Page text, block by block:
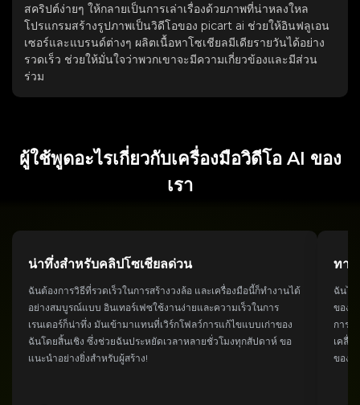
สคริปต์ง่ายๆ ให้กลายเป็นการเล่าเรื่องด้วยภาพที่น่าหลงใหล
โปรแกรมสร้างรูปภาพเป็นวิดีโอของ picart ai ช่วยให้อินฟลูเอน
เซอร์และแบรนด์ต่างๆ ผลิตเนื้อหาโซเชียลมีเดียรายวันได้อย่าง
รวดเร็ว ช่วยให้มั่นใจว่าพวกเขาจะมีความเกี่ยวข้องและมีส่วน
ร่วม
ผู้ใช้พูดอะไรเกี่ยวกับเครื่องมือวิดีโอ AI ของ
เรา
น่าทึ่งสำหรับคลิปโซเชียลด่วน
ฉันต้องการวิธีที่รวดเร็วในการสร้างวงล้อ และเครื่องมือนี้ก็ทำงานได้
อย่างสมบูรณ์แบบ อินเทอร์เฟซใช้งานง่ายและความเร็วในการ
เรนเดอร์ก็น่าทึ่ง มันเข้ามาแทนที่เวิร์กโฟลว์การแก้ไขแบบเก่าของ
ฉันโดยสิ้นเชิง ซึ่งช่วยฉันประหยัดเวลาหลายชั่วโมงทุกสัปดาห์ ขอ
แนะนำอย่างยิ่งสำหรับผู้สร้าง!
ทาง
ฉันได้
ของโ
การแ
เคลื่อ
ของฉั